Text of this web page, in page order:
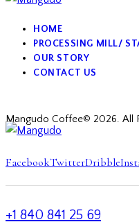
HOME
PROCESSING MILL/
OUR STORY
CONTACT US
Mangudo Coffee© 2026. All
FacebookTwitterDribble
+1 840 841 25 69